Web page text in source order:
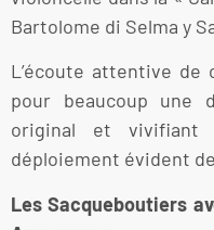
Bartolome di Selma y
L’écoute attentive de
pour beaucoup une
original et vivifiant
déploiement évident
Les Sacqueboutiers